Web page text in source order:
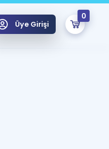
Üye Girişi
0